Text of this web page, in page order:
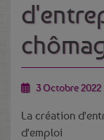
3 Octobre 2022
La création
d'emploi